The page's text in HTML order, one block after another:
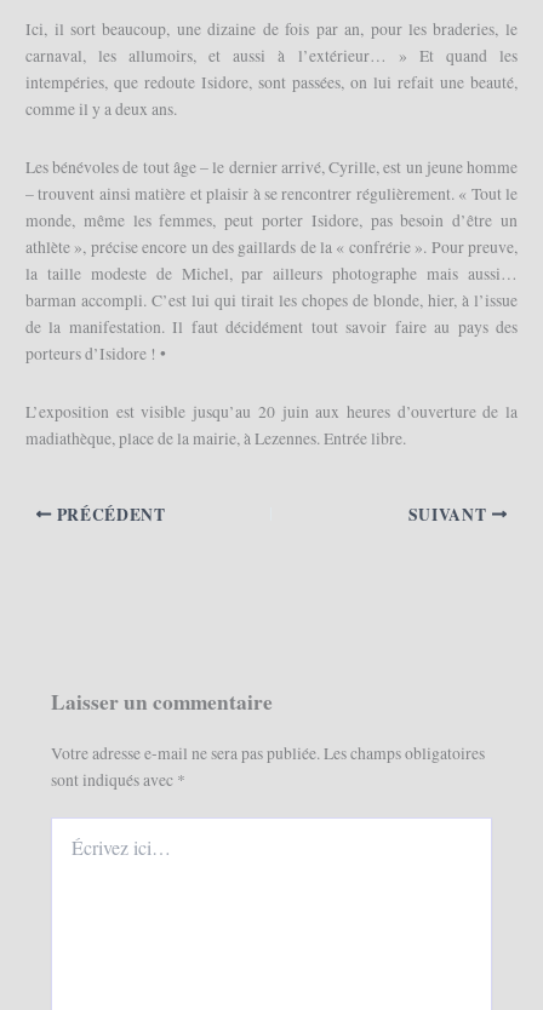
Ici, il sort beaucoup, une dizaine de fois par an, pour les braderies, le
carnaval, les allumoirs, et aussi à l’extérieur… » Et quand les
intempéries, que redoute Isidore, sont passées, on lui refait une beauté,
comme il y a deux ans.
Les bénévoles de tout âge – le dernier arrivé, Cyrille, est un jeune homme
– trouvent ainsi matière et plaisir à se rencontrer régulièrement. « Tout le
monde, même les femmes, peut porter Isidore, pas besoin d’être un
athlète », précise encore un des gaillards de la « confrérie ». Pour preuve,
la taille modeste de Michel, par ailleurs photographe mais aussi…
barman accompli. C’est lui qui tirait les chopes de blonde, hier, à l’issue
de la manifestation. Il faut décidément tout savoir faire au pays des
porteurs d’Isidore ! •
L’exposition est visible jusqu’au 20 juin aux heures d’ouverture de la
madiathèque, place de la mairie, à Lezennes. Entrée libre.
PRÉCÉDENT SUIVANT
Laisser un commentaire
Votre adresse e-mail ne sera pas publiée.Les champs obligatoires
sont indiqués avec *
ici…